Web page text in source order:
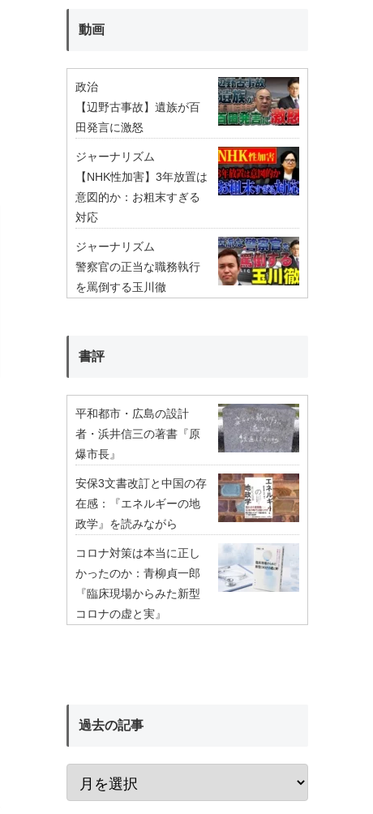
動画
政治
【辺野古事故】遺族が百
田発言に激怒
ジャーナリズム
【NHK性加害】3年放置は
意図的か：お粗末すぎる
対応
ジャーナリズム
警察官の正当な職務執行
を罵倒する玉川徹
書評
平和都市・広島の設計
者・浜井信三の著書『原
爆市長』
安保3文書改訂と中国の存
在感：『エネルギーの地
政学』を読みながら
コロナ対策は本当に正し
かったのか：青柳貞一郎
『臨床現場からみた新型
コロナの虚と実』
過去の記事